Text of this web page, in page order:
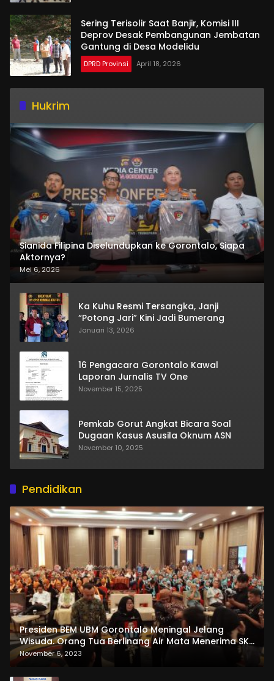
Sering Terisolir Saat Banjir, Komisi III
Deprov Desak Pembangunan Jembatan
Gantung di Desa Modelidu
DPRD Provinsi April 18, 2026
Hukrim
Sianida Filipina Diselundupkan ke Gorontalo, Siapa
Aktornya?
Mei 6, 2026
Ka Kuhu Resmi Tersangka, Janji
“Potong Jari” Kini Jadi Bumerang
Januari 13, 2026
16 Pengacara Gorontalo Kawal
Laporan Jurnalis TV One
November 15, 2025
Pemkab Gorut Angkat Bicara Soal
Dugaan Kasus Asusila Oknum ASN
November 10, 2025
Pendidikan
Presiden BEM UBM Gorontalo Meningal Jelang
Wisuda. Orang Tua Berlinang Air Mata Menerima SKL
dan Pemasangan Salempang
November 6, 2023